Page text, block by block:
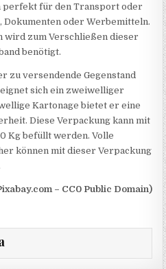
perfekt für den Transport oder
Dokumenten oder Werbemitteln.
wird zum Verschließen dieser
benötigt.
zu versendende Gegenstand
sich ein zweiwelliger
Kartonage bietet er eine
Diese Verpackung kann mit
Kg befüllt werden. Volle
können mit dieser Verpackung
– CC0 Public Domain)